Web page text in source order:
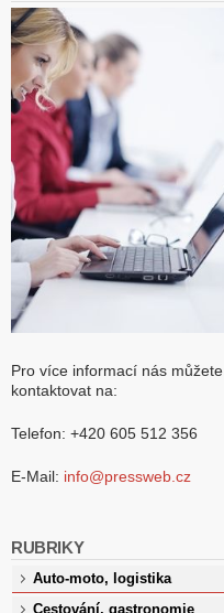
Pro více informací nás můžete
kontaktovat na:
Telefon: +420 605 512 356
E-Mail: info@pressweb.cz
RUBRIKY
Auto-moto, logistika
Cestování, gastronomie